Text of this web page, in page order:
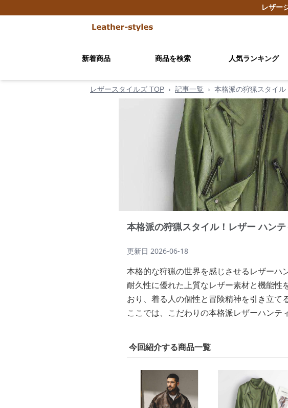
レザー
新着商品 商品を検索 人気ランキング
レザースタイルズ TOP › 記事一覧 › 本格派の狩猟スタイ
本格派の狩猟スタイル！レザー ハン
更新日 2026-06-18
本格的な狩猟の世界を感じさせるレザーハ
耐久性に優れた上質なレザー素材と機能性
おり、着る人の個性と冒険精神を引き立て
ここでは、こだわりの本格派レザーハンテ
今回紹介する商品一覧